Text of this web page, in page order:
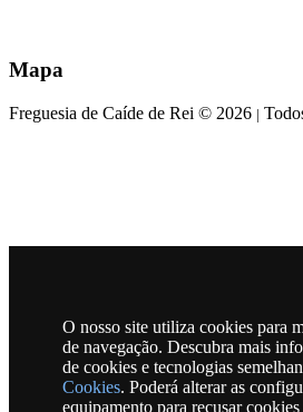
O nosso site utiliza cookies para
de navegação. Descubra mais
de cookies e tecnologias
Cookies. Poderá alterar as
equipamento para recusar
Mapa
Freguesia de Caíde de Rei © 2026 |